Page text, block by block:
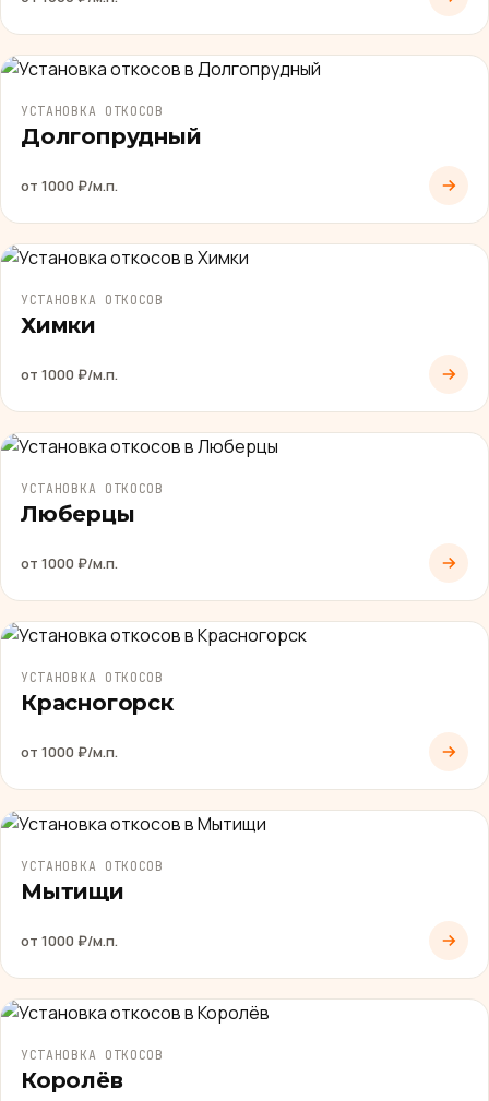
УСТАНОВКА ОТКОСОВ
Долгопрудный
от 1000 ₽/м.п.
УСТАНОВКА ОТКОСОВ
Химки
от 1000 ₽/м.п.
УСТАНОВКА ОТКОСОВ
Люберцы
от 1000 ₽/м.п.
УСТАНОВКА ОТКОСОВ
Красногорск
от 1000 ₽/м.п.
УСТАНОВКА ОТКОСОВ
Мытищи
от 1000 ₽/м.п.
УСТАНОВКА ОТКОСОВ
Королёв